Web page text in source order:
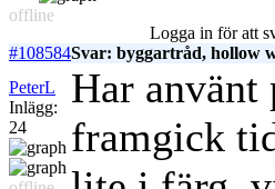
offline
Logga in för att
#108584Svar: byggartråd, hollow
PeterL
Inlägg:
24
Har
framgick